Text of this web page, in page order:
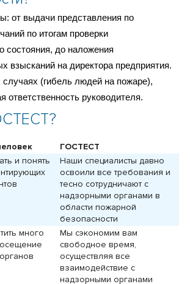
от выдачи представления по
по итогам проверки
состояния, до наложения
взысканий на директора предприятия.
(гибель людей на пожаре),
ответственность руководителя.
ГОСТЕСТ
и понять
Наши специалисты давно
освоили все требования и
тесно сотрудничают с
надзорными органами в
области пожарной
безопасности
много
Мы сэкономим вам
свободное время,
осуществляя все
взаимодействие с
надзорными органами